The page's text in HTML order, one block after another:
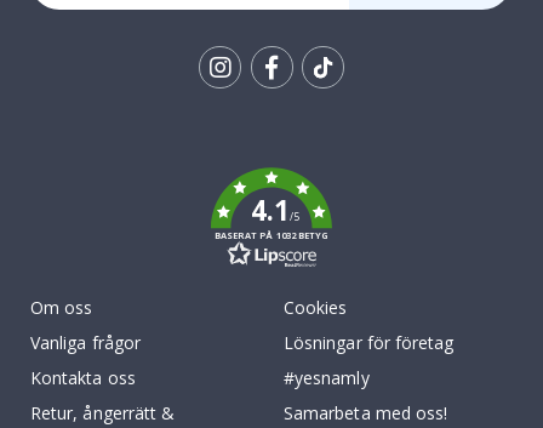
4.1/5
BASERAT PÅ 1032 BETYG
Om oss
Vanliga frågor
Kontakta oss
Retur, ångerrätt &
Cookies
Lösningar för företag
#yesnamly
Samarbeta med oss!